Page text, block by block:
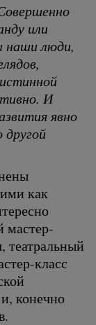
или
наши люди,
И
явно
другой
как
мастер-
театральный
класс
конечно